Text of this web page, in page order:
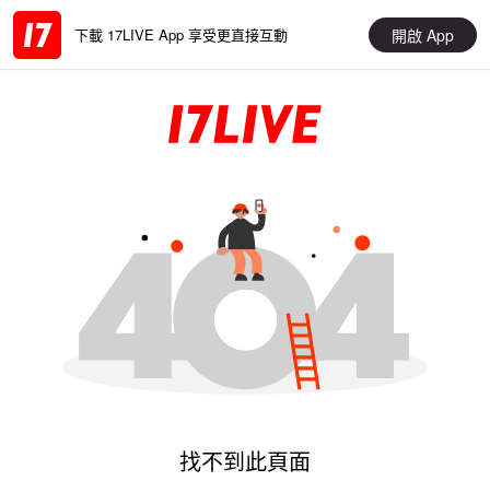
下載 17LIVE App 享受更直接互動 開啟 App
找不到此頁面